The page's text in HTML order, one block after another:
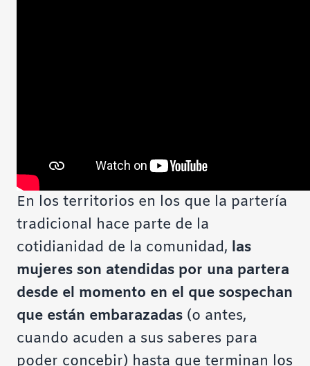
En los territorios en los que la partería
tradicional hace parte de la
cotidianidad de la comunidad, las
mujeres son atendidas por una partera
desde el momento en el que sospechan
que están embarazadas (o antes,
cuando acuden a sus saberes para
poder concebir) hasta que terminan los